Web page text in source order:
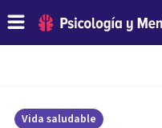
Vida saludable